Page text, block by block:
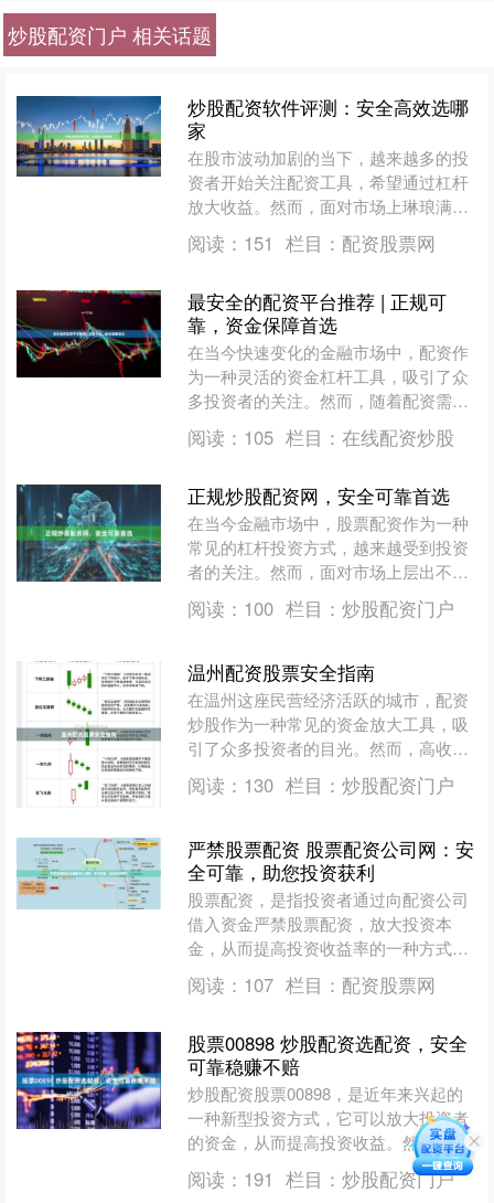
炒股配资门户 相关话题
炒股配资软件评测：安全高效选哪
家
在股市波动加剧的当下，越来越多的投
资者开始关注配资工具，希望通过杠杆
放大收益。然而，面对市场上琳琅满目
的炒股配资软件，如何选择一款既安全
又高效的平台，成为许多人....
阅读： 151 栏目： 配资股票网
最安全的配资平台推荐 | 正规可
靠，资金保障首选
在当今快速变化的金融市场中，配资作
为一种灵活的资金杠杆工具，吸引了众
多投资者的关注。然而，随着配资需求
的增长，市场上也涌现出众多平台，质
量参差不齐。选择一家**....
阅读： 105 栏目： 在线配资炒股
正规炒股配资网，安全可靠首选
在当今金融市场中，股票配资作为一种
常见的杠杆投资方式，越来越受到投资
者的关注。然而，面对市场上层出不穷
的配资平台，如何选择一家正规、安
全、可靠的炒股配资网，成为....
阅读： 100 栏目： 炒股配资门户
温州配资股票安全指南
在温州这座民营经济活跃的城市，配资
炒股作为一种常见的资金放大工具，吸
引了众多投资者的目光。然而，高收益
伴随高风险，如何安全、合规地进行配
资股票操作，成为每位投资....
阅读： 130 栏目： 炒股配资门户
严禁股票配资 股票配资公司网：安
全可靠，助您投资获利
股票配资，是指投资者通过向配资公司
借入资金严禁股票配资，放大投资本
金，从而提高投资收益率的一种方式。
股票配资公司网作为一家专业的股票配
资平台，以其安全可靠、高效....
阅读： 107 栏目： 配资股票网
股票00898 炒股配资选配资，安全
可靠稳赚不赔
炒股配资股票00898，是近年来兴起的
一种新型投资方式，它可以放大投资者
的资金，从而提高投资收益。然而，选
择配资公司至关重要，只有选择安全可
靠的配资公司，才能保....
阅读： 191 栏目： 炒股配资门户